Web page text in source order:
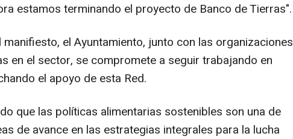
estamos terminando el proyecto de Banco de Tierras".
manifiesto, el Ayuntamiento, junto con las organizaciones
en el sector, se compromete a seguir trabajando en
el apoyo de esta Red.
que las políticas alimentarias sostenibles son una de
de avance en las estrategias integrales para la lucha